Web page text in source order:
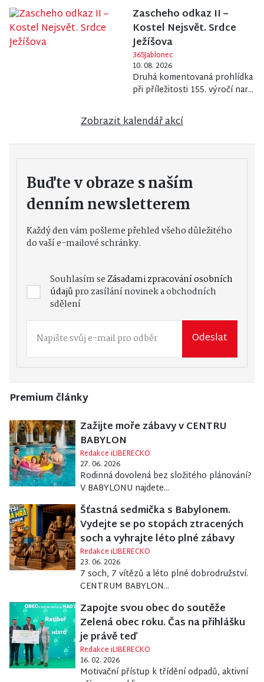
Zascheho odkaz II –
Kostel Nejsvět. Srdce
Ježíšova
365Jablonec
10. 08. 2026
Druhá komentovaná prohlídka
při příležitosti 155. výročí nar...
Zobrazit kalendář akcí
Buďte v obraze s naším
denním newsletterem
Každý den vám pošleme přehled všeho důležitého
do vaší e-mailové schránky.
Souhlasím seZásadami zpracování osobních
údajůpro zasílání novinek a obchodních
sdělení
Odeslat
Premium články
Zažijte moře zábavy v CENTRU
BABYLON
Redakce iLIBERECKO
27. 06. 2026
Rodinná dovolená bez složitého plánování?
V BABYLONU najdete...
Šťastná sedmička s Babylonem.
Vydejte se po stopách ztracených
soch a vyhrajte léto plné zábavy
Redakce iLIBERECKO
23. 06. 2026
7 soch, 7 vítězů a léto plné dobrodružství.
CENTRUM BABYLON...
Zapojte svou obec do soutěže
Zelená obec roku. Čas na přihlášku
je právě teď
Redakce iLIBERECKO
16. 02. 2026
Motivační přístup k třídění odpadů, aktivní